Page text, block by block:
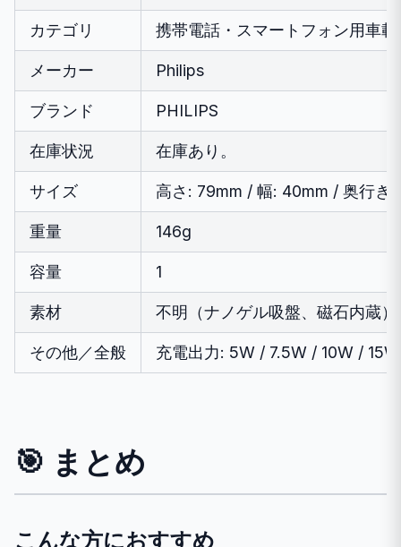
カテゴリ 携帯電話・スマートフォン用車
メーカー Philips
ブランド PHILIPS
在庫状況 在庫あり。
サイズ 高さ: 79mm / 幅: 40mm / 奥行き:
重量 146g
容量 1
素材 不明（ナノゲル吸盤、磁石内蔵）
その他／全般 充電出力: 5W / 7.5W / 10W /
🎯 まとめ
こんな方におすすめ